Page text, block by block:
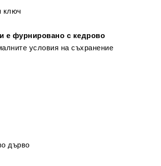
ключ
е фурнировано с кедрово
условия на съхранение
дърво